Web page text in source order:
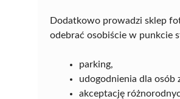
Dodatkowo prowadzi sklep
odebrać osobiście w punkcie
parking,
udogodnienia dla osób
akceptację